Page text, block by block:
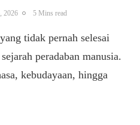
2026 5 Mins read
tidak pernah selesai
peradaban manusia.
kebudayaan, hingga